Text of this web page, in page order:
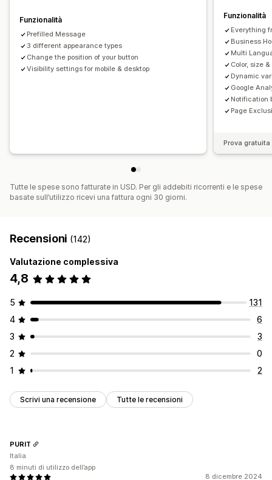
Funzionalità
Prefilled Message
3 different appearance types
Change the position of your button
Visibility settings for mobile & desktop
Funzionalità
Everything
Business
Multi
Color, size
Dynamic
Google
Notification
Page
Prova
Tutte le spese sono fatturate in USD. Per gli addebiti ricorrenti e le spese
basate sull’utilizzo ricevi una fattura ogni 30 giorni.
Recensioni (142)
Valutazione complessiva
4,8
5
131
4
6
3
3
2
0
1
2
Scrivi una recensione Tutte le recensioni
8 dicembre 2024
PURIT
Italia
8 minuti di utilizzo dell’app